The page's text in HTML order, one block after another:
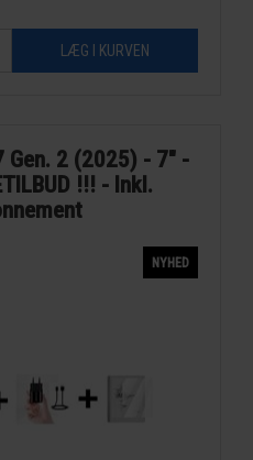
Gen. 2 (2025) - 7" -
!!! - Inkl.
NYHED